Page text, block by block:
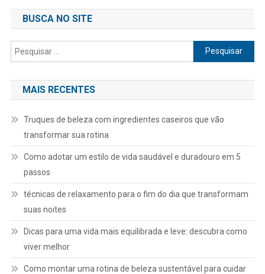
BUSCA NO SITE
Pesquisar
por:
MAIS RECENTES
Truques de beleza com ingredientes caseiros que vão
transformar sua rotina
Como adotar um estilo de vida saudável e duradouro em 5
passos
técnicas de relaxamento para o fim do dia que transformam
suas noites
Dicas para uma vida mais equilibrada e leve: descubra como
viver melhor
Como montar uma rotina de beleza sustentável para cuidar